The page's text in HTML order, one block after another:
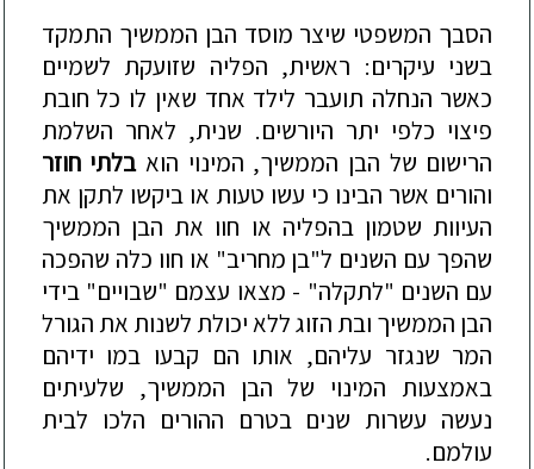
הסבך המשפטי שיצר מוסד הבן הממשיך התמקד
בשני עיקרים: ראשית, הפליה שזועקת לשמיים
כאשר הנחלה תועבר לילד אחד שאין לו כל חובת
פיצוי כלפי יתר היורשים. שנית, לאחר השלמת
הרישום של הבן הממשיך, המינוי הואבלתי חוזר
והורים אשר הבינו כי עשו טעות או ביקשו לתקן את
העיוות שטמון בהפליה או חוו את הבן הממשיך
שהפך עם השנים ל"בן מחריב" או חוו כלה שהפכה
עם השנים "לתקלה" - מצאו עצמם "שבויים" בידי
הבן הממשיך ובת הזוג ללא יכולת לשנות את הגורל
המר שנגזר עליהם, אותו הם קבעו במו ידיהם
באמצעות המינוי של הבן הממשיך, שלעיתים
נעשה עשרות שנים בטרם ההורים הלכו לבית
עולמם.